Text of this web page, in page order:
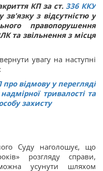
КП за ст.336 ККУ
зв'язку з відсутністю у
правопорушення
та звільнення з місця
увагу на наступні
відмову у перегляді
тривалості та
захисту
Суду наголошує, що
розгляду справи,
усунути шляхом